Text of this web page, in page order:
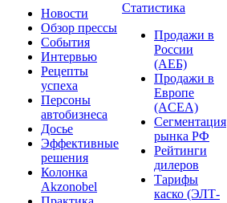
Новости
Обзор прессы
События
Интервью
Рецепты
успеха
Персоны
автобизнеса
Досье
Эффективные
решения
Колонка
Akzonobel
Статистика
Продажи в
России
(АЕБ)
Продажи в
Европе
(ACEA)
Сегментация
рынка РФ
Рейтинги
дилеров
Тарифы
каско (ЭЛТ-